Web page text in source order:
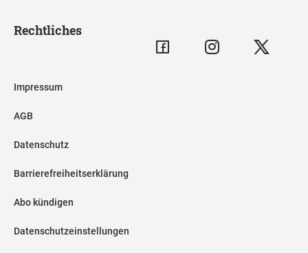
Rechtliches
Impressum
AGB
Datenschutz
Barrierefreiheitserklärung
Abo kündigen
Datenschutzeinstellungen